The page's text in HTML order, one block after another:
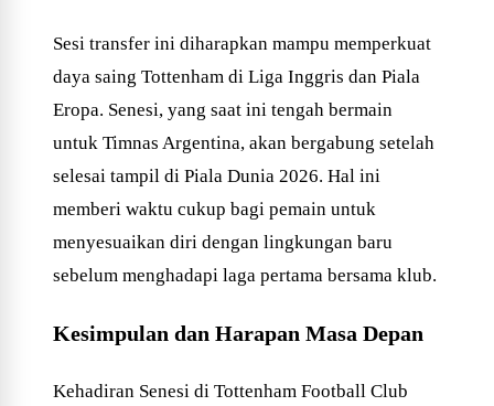
Sesi transfer ini diharapkan mampu memperkuat
daya saing Tottenham di Liga Inggris dan Piala
Eropa. Senesi, yang saat ini tengah bermain
untuk Timnas Argentina, akan bergabung setelah
selesai tampil di Piala Dunia 2026. Hal ini
memberi waktu cukup bagi pemain untuk
menyesuaikan diri dengan lingkungan baru
sebelum menghadapi laga pertama bersama klub.
Kesimpulan dan Harapan Masa Depan
Kehadiran Senesi di Tottenham Football Club